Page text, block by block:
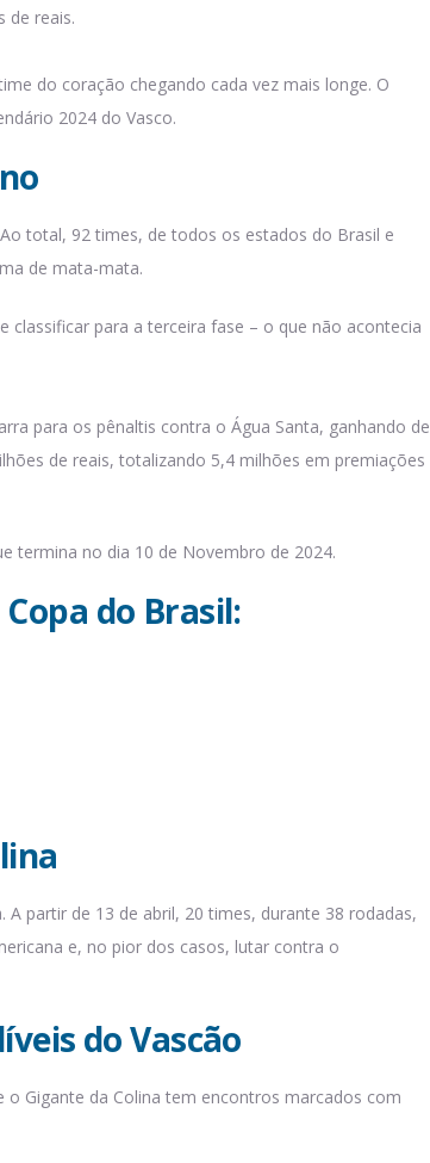
de reais.
do coração chegando cada vez mais longe. O
2024 do Vasco.
total, 92 times, de todos os estados do Brasil e
de mata-mata.
para a terceira fase – o que não acontecia
para os pênaltis contra o Água Santa, ganhando de
de reais, totalizando 5,4 milhões em premiações
termina no dia 10 de Novembro de 2024.
do Brasil:
partir de 13 de abril, 20 times, durante 38 rodadas,
e, no pior dos casos, lutar contra o
do Vascão
Gigante da Colina tem encontros marcados com